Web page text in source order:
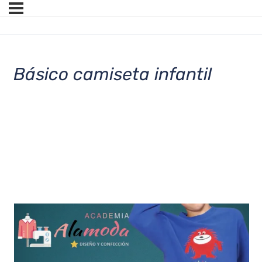
Básico camiseta infantil